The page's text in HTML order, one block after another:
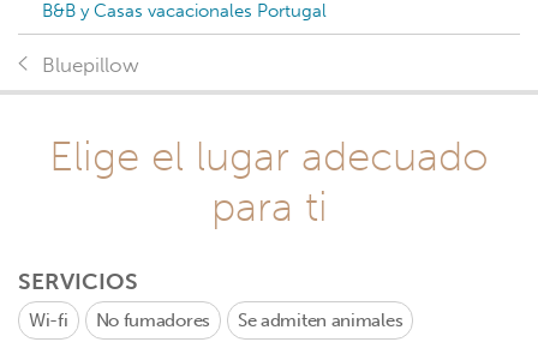
B&B y Casas vacacionales Portugal
Bluepillow
Elige el lugar adecuado
para ti
SERVICIOS
Wi-fi No fumadores Se admiten animales